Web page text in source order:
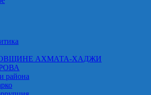
АХМАТА-ХАДЖИ
района